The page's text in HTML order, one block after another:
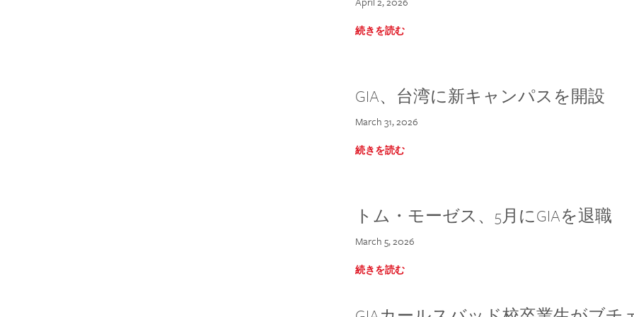
続きを読む
GIA、台湾に新キャンパスを開設
March 31, 2026
続きを読む
トム・モーゼス、5月にGIAを退職
March 5, 2026
続きを読む